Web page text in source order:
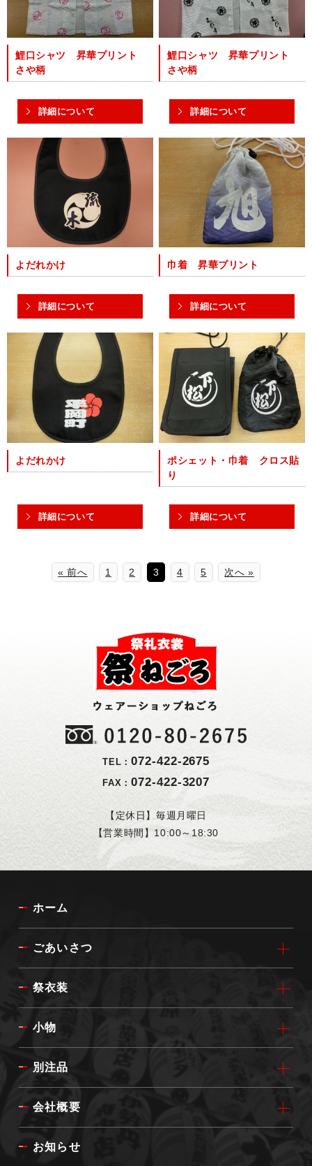
鯉口シャツ 昇華プリント
さや柄
詳細について
鯉口シャツ 昇華プリント
さや柄
詳細について
よだれかけ
詳細について
巾着 昇華プリント
詳細について
よだれかけ
詳細について
ポシェット・巾着 クロス貼
り
詳細について
« 前へ 1 2 3 4 5 次へ »
TEL：072-422-2675
FAX：072-422-3207
【定休日】毎週月曜日
【営業時間】10:00～18:30
ホーム
ごあいさつ
祭衣装
小物
別注品
会社概要
お知らせ